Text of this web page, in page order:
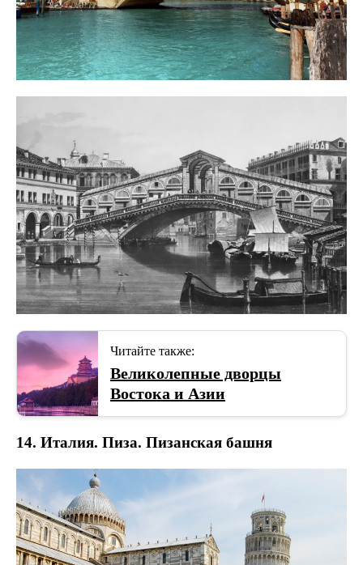
Читайте также:
Великолепные дворцы
Востока и Азии
14. Италия. Пиза. Пизанская башня